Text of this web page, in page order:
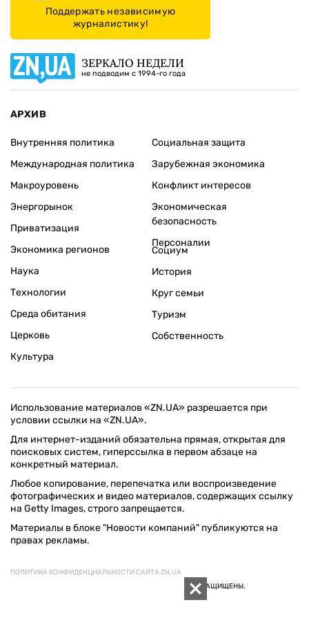
Поддержать независимую
журналистику!
ЗЕРКАЛО НЕДЕЛИ
не подводим с 1994-го года
АРХИВ
Внутренняя политика
Международная политика
Макроуровень
Энергорынок
Приватизация
Экономика регионов
Социальная защита
Зарубежная экономика
Конфликт интересов
Экономическая
безопасность
Персоналии
Наука
Технологии
Среда обитания
Церковь
Культура
Социум
История
Круг семьи
Туризм
Собственность
Использование материалов «ZN.UA» разрешается при
условии ссылки на «ZN.UA».
Для интернет-изданий обязательна прямая, открытая для
поисковых систем, гиперссылка в первом абзаце на
конкретный материал.
Любое копирование, перепечатка или воспроизведение
фотографических и видео материалов, содержащих ссылку
на Getty Images, строго запрещается.
Материалы в блоке "Новости компаний" публикуются на
правах рекламы.
ПОЛИТИКА КОНФИДЕНЦИАЛЬНОСТИ САЙТА ZN.UA
© 1994–2026 «ЗЕРКАЛО НЕДЕЛИ. УКРАИНА». ВСЕ ПРАВА ЗАЩИЩЕНЫ.